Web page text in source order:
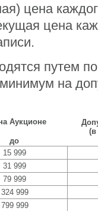
цена
цена
путем
на
Аукционе
(в
до
15 999
31 999
79 999
324 999
799 999